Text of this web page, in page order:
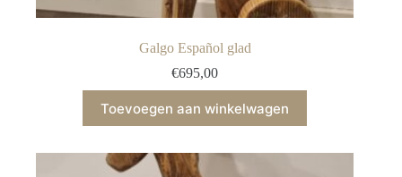
Galgo Español glad
€695,00
Toevoegen aan winkelwagen